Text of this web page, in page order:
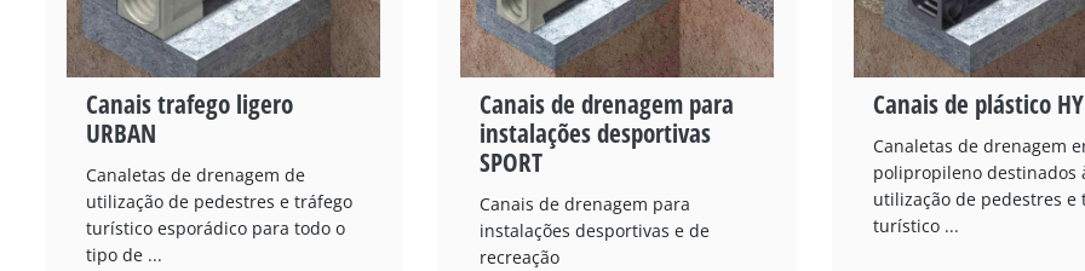
Canais trafego ligero
URBAN
Canaletas de drenagem de
utilização de pedestres e tráfego
turístico esporádico para todo o
tipo de ...
Canais de drenagem para
instalações desportivas
SPORT
Canais de drenagem para
instalações desportivas e de
recreação
Canais de plástico
Canaletas de drenagem
polipropileno destinados
utilização de pedestres e
turístico ...